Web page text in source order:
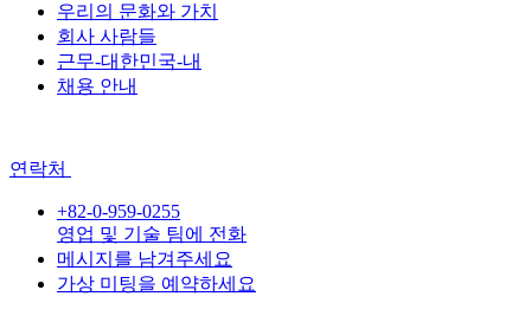
우리의 문화와 가치
회사 사람들
근무-대한민국-내
채용 안내
연락처
+82-0-959-0255
영업 및 기술 팀에 전화
메시지를 남겨주세요
가상 미팅을 예약하세요